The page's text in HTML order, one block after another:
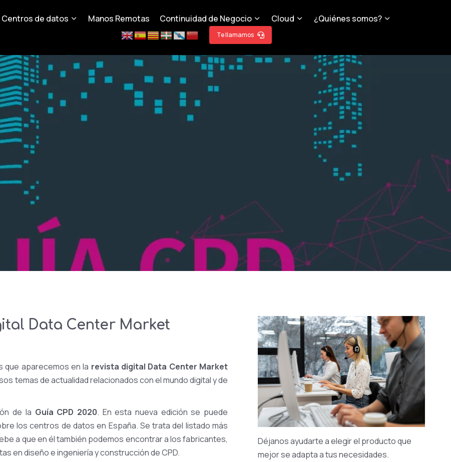
Centros de datos Manos Remotas Continuidad de Negocio Cloud ¿Quiénes somos?
Te llamamos
Data Center Market
que aparecemos en la revista digital Data Center Market
temas de actualidad relacionados con el mundo digital y de
de la Guía CPD 2020. En esta nueva edición se puede
los centros de datos en España. Se trata del listado más
a que en él también podemos encontrar a los fabricantes,
en diseño e ingeniería y construcción de CPD.
Déjanos ayudarte a elegir el producto que
mejor se adapta a tus necesidades.